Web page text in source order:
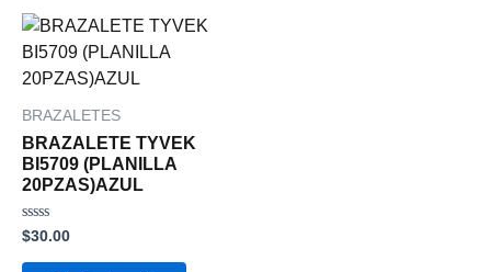
BRAZALETES
BRAZALETE TYVEK
BI5709 (PLANILLA
20PZAS)AZUL
Valorado
con
0
$30.00